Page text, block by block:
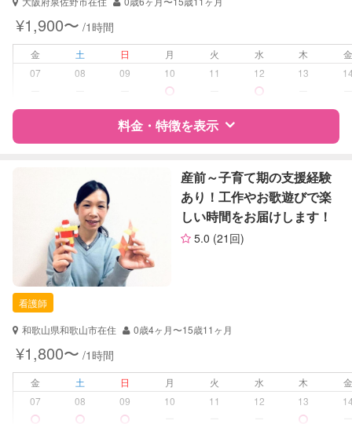
¥1,900〜 /1時間
金 土 日 月 火 水 木
07
08 09 10 11 12 13
料金・特徴を表示
サポートの特徴
自治体届出済ベビーシッター
保育士
対応可能/特徴
早朝対応
子育て経験
病児対応
産前～子育て期の支援経験
あり！工作やお歌遊びで楽
しい時間をお届けします！
5.0 (21回)
看護師
和歌山県和歌山市在住
0歳4ヶ月〜15歳11ヶ月
¥1,800〜 /1時間
金 土 日 月 火 水 木
07
08 09 10 11 12 13